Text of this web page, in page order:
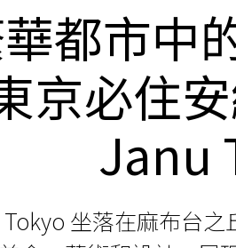
都市中
京必住
Janu
坐落在麻布台之